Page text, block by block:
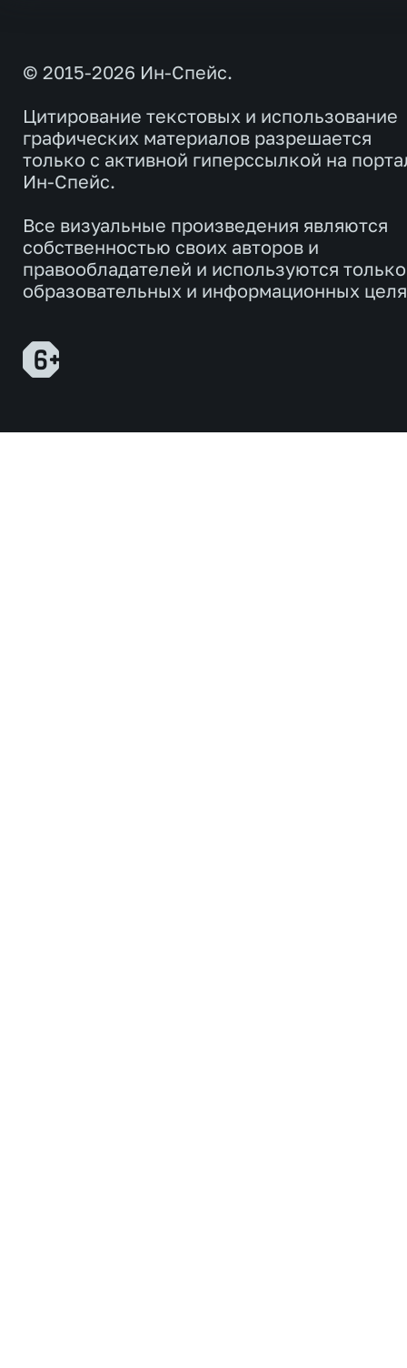
© 2015-2026 Ин-Спейс.
Цитирование текстовых и использование
графических материалов разрешается
только с активной гиперссылкой на
Ин-Спейс.
Все визуальные произведения являются
собственностью своих авторов и
правообладателей и используются
образовательных и информационных